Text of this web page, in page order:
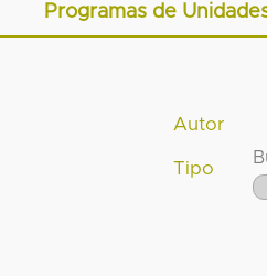
Programas de
Autor
Tipo